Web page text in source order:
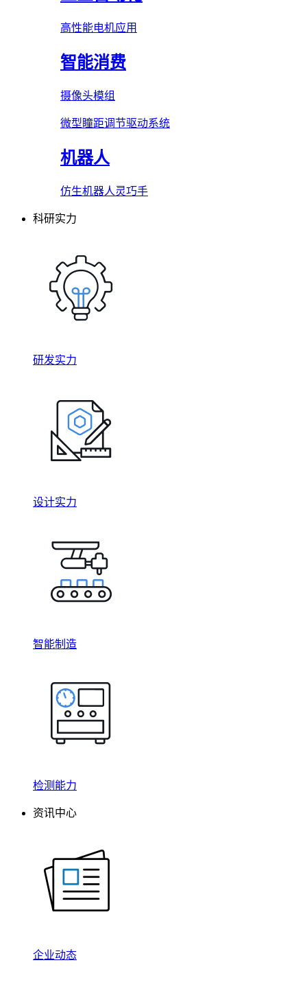
高性能电机应用
智能消费
摄像头模组
微型瞳距调节驱动系统
机器人
仿生机器人灵巧手
科研实力
研发实力
设计实力
智能制造
检测能力
资讯中心
企业动态